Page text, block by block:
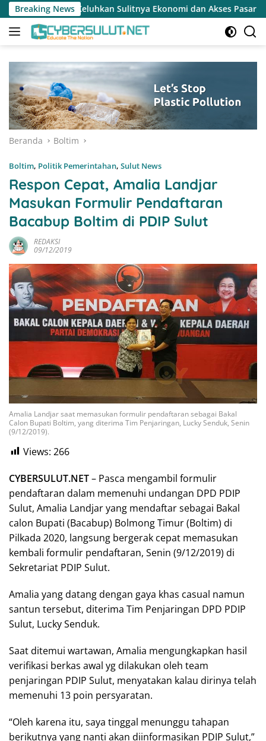
Langsung
ke
konten
Breaking News
Sulitnya Ekonomi dan Akses Pasar UMKM Terapkan
Beranda Boltim
Boltim, Politik Pemerintahan, Sulut News
Respon Cepat, Amalia Landjar
Masukan Formulir Pendaftaran
Bacabup Boltim di PDIP Sulut
REDAKSI
09/12/2019
Amalia Landjar saat memasukan formulir pendaftaran sebagai Bakal
Calon Bupati Boltim, yang diterima Tim Penjaringan, Lucky Senduk, Senin
(9/12/2019).
Views: 266
CYBERSULUT.NET– Pasca mengambil formulir
pendaftaran dalam memenuhi undangan DPD PDIP
Sulut, Amalia Landjar yang mendaftar sebagai Bakal
calon Bupati (Bacabup) Bolmong Timur (Boltim) di
Pilkada 2020, langsung bergerak cepat memasukan
kembali formulir pendaftaran, Senin (9/12/2019) di
Sekretariat PDIP Sulut.
Amalia yang datang dengan gaya khas casual namun
santun tersebut, diterima Tim Penjaringan DPD PDIP
Sulut, Lucky Senduk.
Saat ditemui wartawan, Amalia mengungkapkan hasil
verifikasi berkas awal yg dilakukan oleh team
penjaringan PDIP Sulut, menyatakan kalau dirinya telah
memenuhi 13 poin persyaratan.
“Oleh karena itu, saya tinggal menunggu tahapan
berikutnya yang nanti akan diinformasikan PDIP Sulut,”